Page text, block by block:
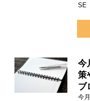
SE
今
策
ブ
今